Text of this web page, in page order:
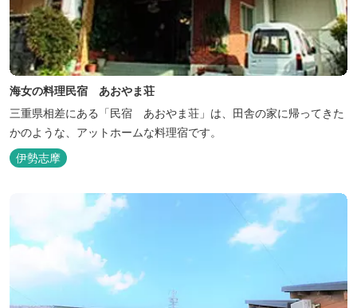
海女の料理民宿 あおやま荘
三重県相差にある「民宿 あおやま荘」は、田舎の家に帰ってきた
かのような、アットホームな料理宿です。
伊勢志摩